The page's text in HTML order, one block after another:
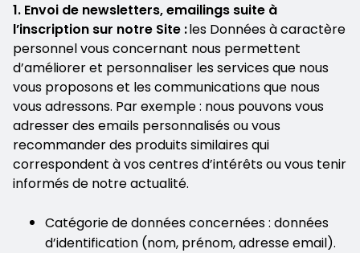
1. Envoi de newsletters, emailings suite à
l’inscription sur notre Site :les Données à caractère
personnel vous concernant nous permettent
d’améliorer et personnaliser les services que nous
vous proposons et les communications que nous
vous adressons. Par exemple : nous pouvons vous
adresser des emails personnalisés ou vous
recommander des produits similaires qui
correspondent à vos centres d’intérêts ou vous tenir
informés de notre actualité.
Catégorie de données concernées : données
d’identification (nom, prénom, adresse email).